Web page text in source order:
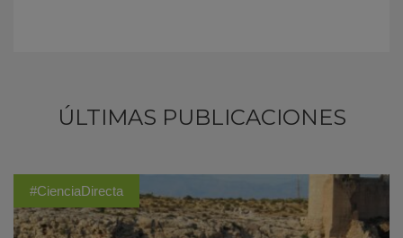
ÚLTIMAS PUBLICACIONES
#CienciaDirecta